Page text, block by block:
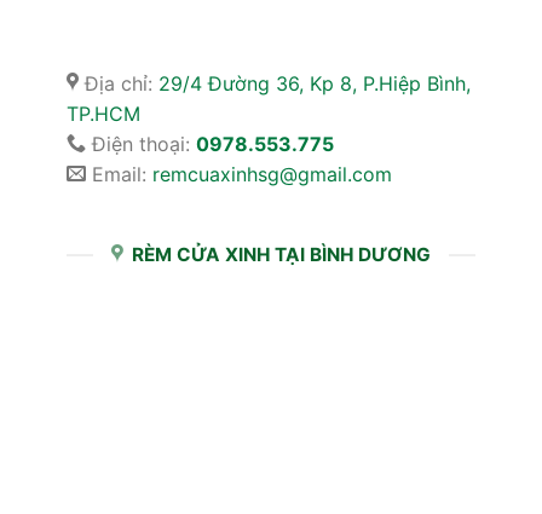
Địa chỉ: 29/4 Đường 36, Kp 8, P.Hiệp Bình,
TP.HCM
Điện thoại: 0978.553.775
Email: remcuaxinhsg@gmail.com
RÈM CỬA XINH TẠI BÌNH DƯƠNG